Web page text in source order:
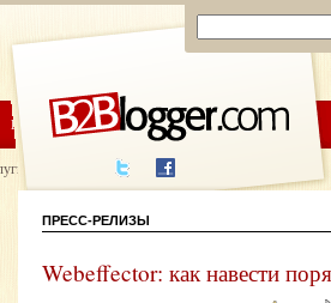
ЦЕНЫ ПОМОЩЬ
написания
ПРЕСС-РЕЛИЗЫ
Webeffector: как навести